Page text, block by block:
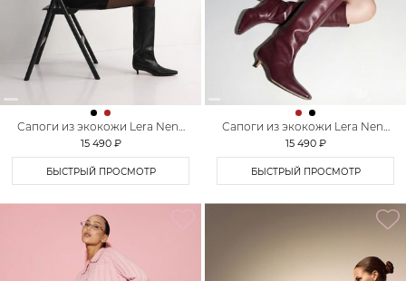
Сапоги из экокожи Lera Nena
Unreal
15 490 ₽
БЫСТРЫЙ ПРОСМОТР
Сапоги из экокожи Lera Nena
Unreal
15 490 ₽
БЫСТРЫЙ ПРОСМОТР